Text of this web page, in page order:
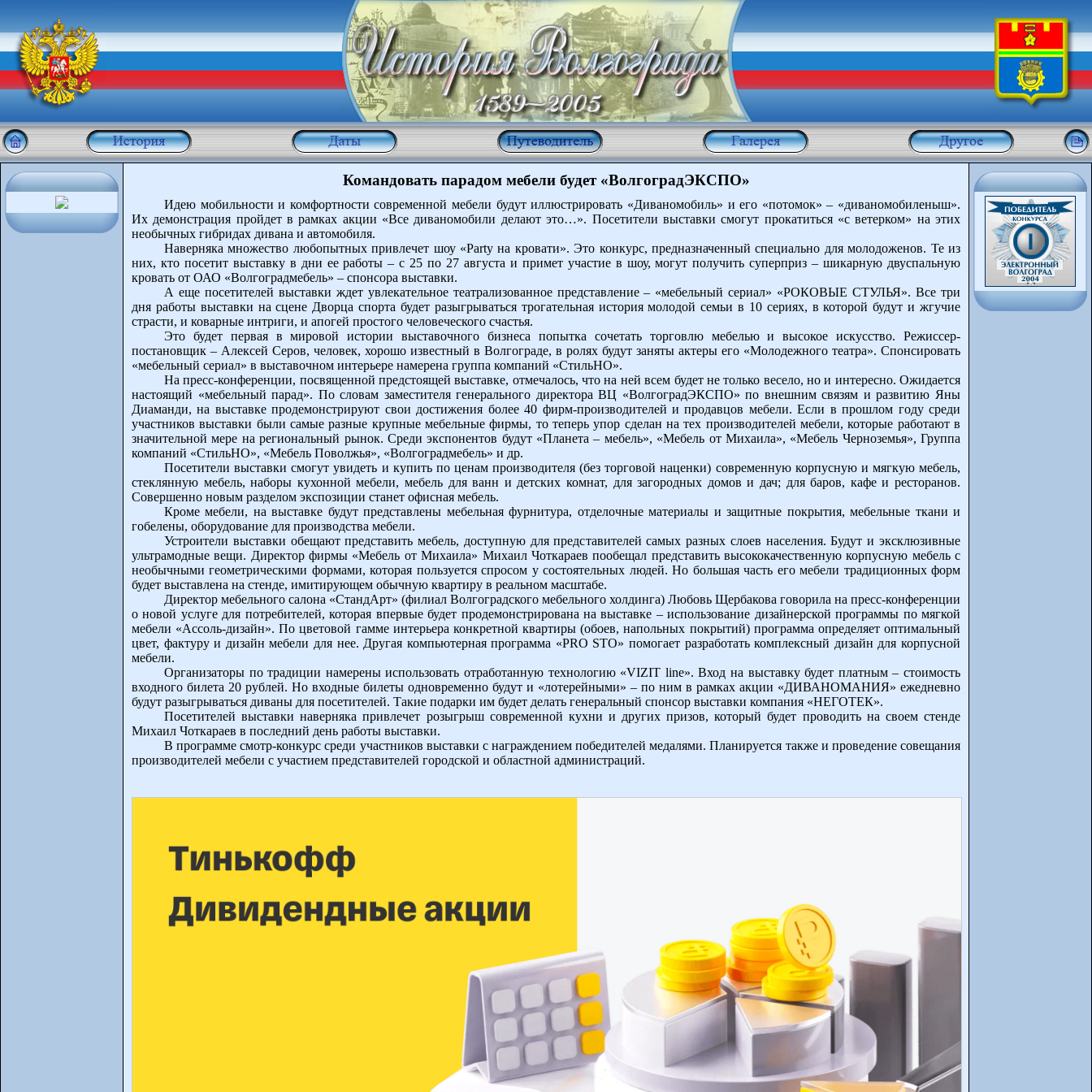
Командовать парадом мебели будет «ВолгоградЭКСПО»
Идею мобильности и комфортности современной мебели будут иллюстрировать «Диваномобиль» и его «потомок» – «диваномобиленыш».
Их демонстрация пройдет в рамках акции «Все диваномобили делают это…». Посетители выставки смогут прокатиться «с ветерком» на этих
необычных гибридах дивана и автомобиля.
Наверняка множество любопытных привлечет шоу «Party на кровати». Это конкурс, предназначенный специально для молодоженов. Те из
них, кто посетит выставку в дни ее работы – с 25 по 27 августа и примет участие в шоу, могут получить суперприз – шикарную двуспальную
кровать от ОАО «Волгоградмебель» – спонсора выставки.
А еще посетителей выставки ждет увлекательное театрализованное представление – «мебельный сериал» «РОКОВЫЕ СТУЛЬЯ». Все три
дня работы выставки на сцене Дворца спорта будет разыгрываться трогательная история молодой семьи в 10 сериях, в которой будут и жгучие
страсти, и коварные интриги, и апогей простого человеческого счастья.
Это будет первая в мировой истории выставочного бизнеса попытка сочетать торговлю мебелью и высокое искусство. Режиссер-
постановщик – Алексей Серов, человек, хорошо известный в Волгограде, в ролях будут заняты актеры его «Молодежного театра». Спонсировать
«мебельный сериал» в выставочном интерьере намерена группа компаний «СтильНО».
На пресс-конференции, посвященной предстоящей выставке, отмечалось, что на ней всем будет не только весело, но и интересно. Ожидается
настоящий «мебельный парад». По словам заместителя генерального директора ВЦ «ВолгоградЭКСПО» по внешним связям и развитию Яны
Диаманди, на выставке продемонстрируют свои достижения более 40 фирм-производителей и продавцов мебели. Если в прошлом году среди
участников выставки были самые разные крупные мебельные фирмы, то теперь упор сделан на тех производителей мебели, которые работают в
значительной мере на региональный рынок. Среди экспонентов будут «Планета – мебель», «Мебель от Михаила», «Мебель Черноземья», Группа
компаний «СтильНО», «Мебель Поволжья», «Волгоградмебель» и др.
Посетители выставки смогут увидеть и купить по ценам производителя (без торговой наценки) современную корпусную и мягкую мебель,
стеклянную мебель, наборы кухонной мебели, мебель для ванн и детских комнат, для загородных домов и дач; для баров, кафе и ресторанов.
Совершенно новым разделом экспозиции станет офисная мебель.
Кроме мебели, на выставке будут представлены мебельная фурнитура, отделочные материалы и защитные покрытия, мебельные ткани и
гобелены, оборудование для производства мебели.
Устроители выставки обещают представить мебель, доступную для представителей самых разных слоев населения. Будут и эксклюзивные
ультрамодные вещи. Директор фирмы «Мебель от Михаила» Михаил Чоткараев пообещал представить высококачественную корпусную мебель с
необычными геометрическими формами, которая пользуется спросом у состоятельных людей. Но большая часть его мебели традиционных форм
будет выставлена на стенде, имитирующем обычную квартиру в реальном масштабе.
Директор мебельного салона «СтандАрт» (филиал Волгоградского мебельного холдинга) Любовь Щербакова говорила на пресс-конференции
о новой услуге для потребителей, которая впервые будет продемонстрирована на выставке – использование дизайнерской программы по мягкой
мебели «Ассоль-дизайн». По цветовой гамме интерьера конкретной квартиры (обоев, напольных покрытий) программа определяет оптимальный
цвет, фактуру и дизайн мебели для нее. Другая компьютерная программа «PRO STO» помогает разработать комплексный дизайн для корпусной
мебели.
Организаторы по традиции намерены использовать отработанную технологию «VIZIT line». Вход на выставку будет платным – стоимость
входного билета 20 рублей. Но входные билеты одновременно будут и «лотерейными» – по ним в рамках акции «ДИВАНОМАНИЯ» ежедневно
будут разыгрываться диваны для посетителей. Такие подарки им будет делать генеральный спонсор выставки компания «НЕГОТЕК».
Посетителей выставки наверняка привлечет розыгрыш современной кухни и других призов, который будет проводить на своем стенде
Михаил Чоткараев в последний день работы выставки.
В программе смотр-конкурс среди участников выставки с награждением победителей медалями. Планируется также и проведение совещания
производителей мебели с участием представителей городской и областной администраций.